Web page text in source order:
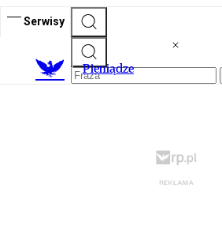
Serwisy
Pieniądze